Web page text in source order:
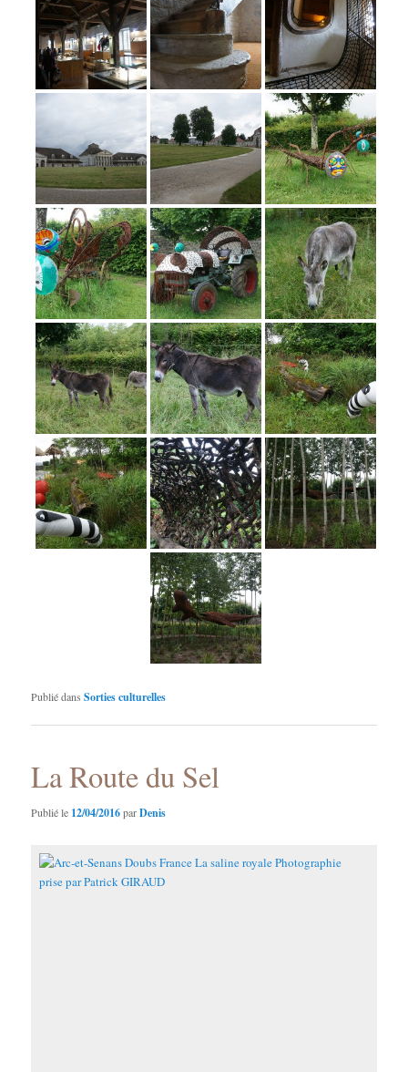
Publié dans Sorties culturelles
La Route du Sel
Publié le 12/04/2016parDenis